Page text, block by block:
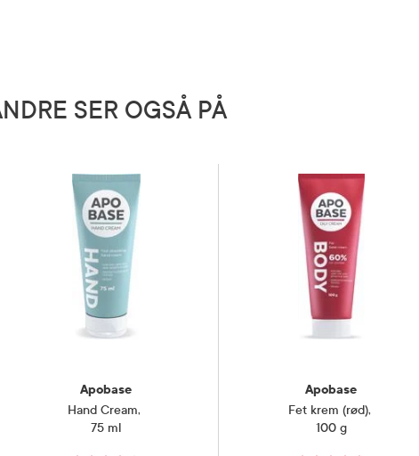
SER OGSÅ PÅ
Apobase
Hand Cream,
75 ml
Apobase
Fet krem (rød),
100 g